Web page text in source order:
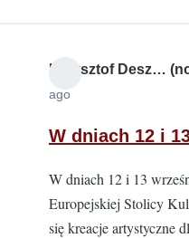
Krzysztof Desz…
ago
W dniach 12 i
W dniach 12 i 13
Europejskiej Stolicy
się kreacje artystyczne